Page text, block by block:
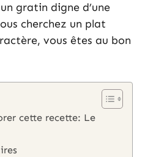
gratin digne d’une
cherchez un plat
vous êtes au bon
cette recette: Le